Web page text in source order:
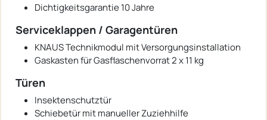
Dichtigkeitsgarantie 10 Jahre
Serviceklappen / Garagentüren
KNAUS Technikmodul mit Versorgungsinstallation
Gaskasten für Gasflaschenvorrat 2 x 11 kg
Türen
Insektenschutztür
Schiebetür mit manueller Zuziehhilfe